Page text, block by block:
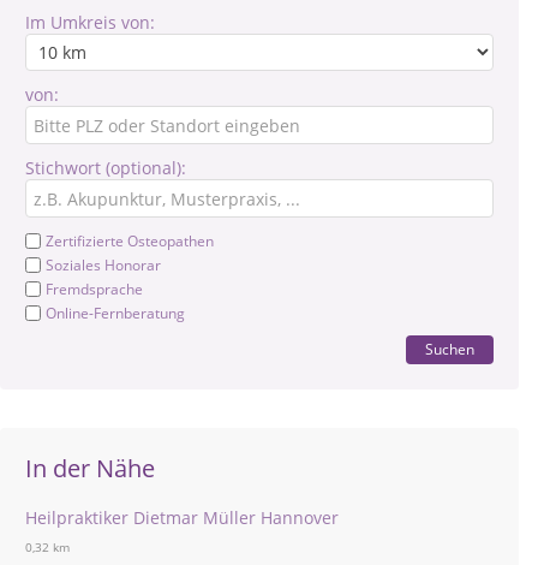
Im Umkreis von:
von:
Stichwort (optional):
Zertifizierte Osteopathen
Soziales Honorar
Fremdsprache
Online-Fernberatung
Suchen
In der Nähe
Heilpraktiker Dietmar Müller Hannover
0,32 km